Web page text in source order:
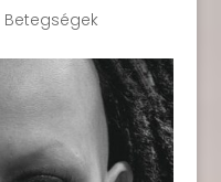
Betegségek